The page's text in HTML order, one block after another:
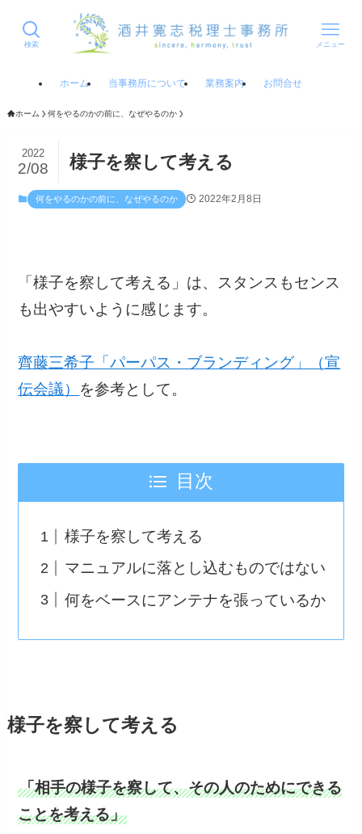
検索 メニュー
ホーム 当事務所について 業務案内 お問合せ
ホーム 何をやるのかの前に、なぜやるのか
様子を察して考える
2022
2/08
何をやるのかの前に、なぜやるのか 2022年2月8日
「様子を察して考える」は、スタンスもセンス
も出やすいように感じます。
齊藤三希子「パーパス・ブランディング」（宣
伝会議） を参考として。
目次
様子を察して考える
マニュアルに落とし込むものではない
何をベースにアンテナを張っているか
様子を察して考える
「相手の様子を察して、その人のためにできる
ことを考える」